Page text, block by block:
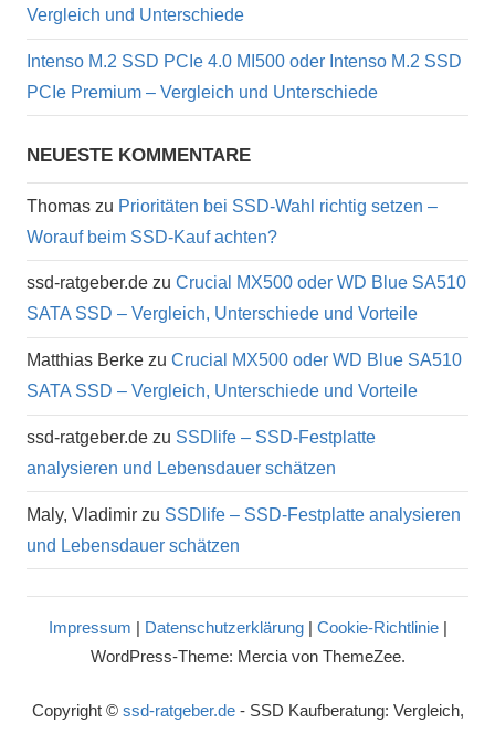
Vergleich und Unterschiede
Intenso M.2 SSD PCIe 4.0 MI500 oder Intenso M.2 SSD
PCIe Premium – Vergleich und Unterschiede
NEUESTE KOMMENTARE
Thomas zu Prioritäten bei SSD-Wahl richtig setzen –
Worauf beim SSD-Kauf achten?
ssd-ratgeber.de zu Crucial MX500 oder WD Blue SA510
SATA SSD – Vergleich, Unterschiede und Vorteile
Matthias Berke zu Crucial MX500 oder WD Blue SA510
SATA SSD – Vergleich, Unterschiede und Vorteile
ssd-ratgeber.de zu SSDlife – SSD-Festplatte
analysieren und Lebensdauer schätzen
Maly, Vladimir zu SSDlife – SSD-Festplatte analysieren
und Lebensdauer schätzen
Impressum | Datenschutzerklärung| Cookie-Richtlinie|
WordPress-Theme: Mercia von ThemeZee.
Copyright © ssd-ratgeber.de- SSD Kaufberatung: Vergleich,